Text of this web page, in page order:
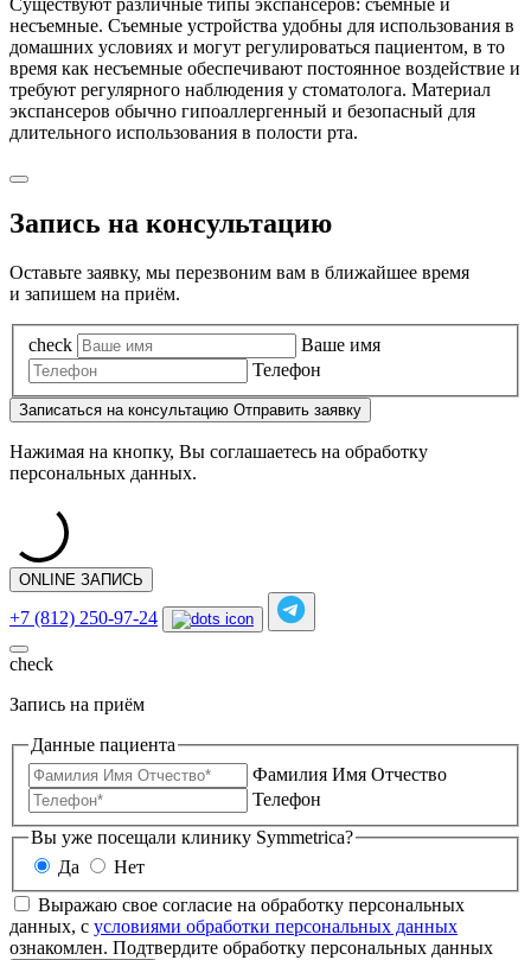
несъемные. Съемные устройства удобны для использования в
домашних условиях и могут регулироваться пациентом, в то
время как несъемные обеспечивают постоянное воздействие и
требуют регулярного наблюдения у стоматолога. Материал
экспансеров обычно гипоаллергенный и безопасный для
длительного использования в полости рта.
Запись на консультацию
Оставьте заявку, мы перезвоним вам в ближайшее время
и запишем на приём.
check
Ваше имя
Телефон
Записаться на консультацию Отправить заявку
Нажимая на кнопку, Вы соглашаетесь на обработку
персональных данных.
ONLINE ЗАПИСЬ
+7 (812) 250-97-24
check
Запись на приём
Данные пациента
Фамилия Имя Отчество
Телефон
Вы уже посещали клинику Symmetrica?
Да
Нет
Выражаю свое согласие на обработку персональных
данных, с условиями обработки персональных данных
ознакомлен. Подтвердите обработку персональных данных